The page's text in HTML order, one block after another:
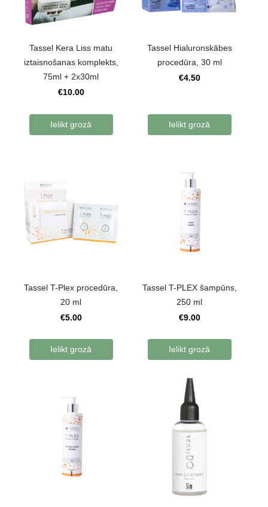
Tassel Kera Liss matu
iztaisnošanas komplekts,
75ml + 2x30ml
€10.00
Ielikt grozā
Tassel Hialuronskābes
procedūra, 30 ml
€4.50
Ielikt grozā
Tassel T-Plex procedūra,
20 ml
€5.00
Ielikt grozā
Tassel T-PLEX šampūns,
250 ml
€9.00
Ielikt grozā